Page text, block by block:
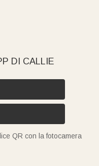
DI CALLIE
QR con la fotocamera